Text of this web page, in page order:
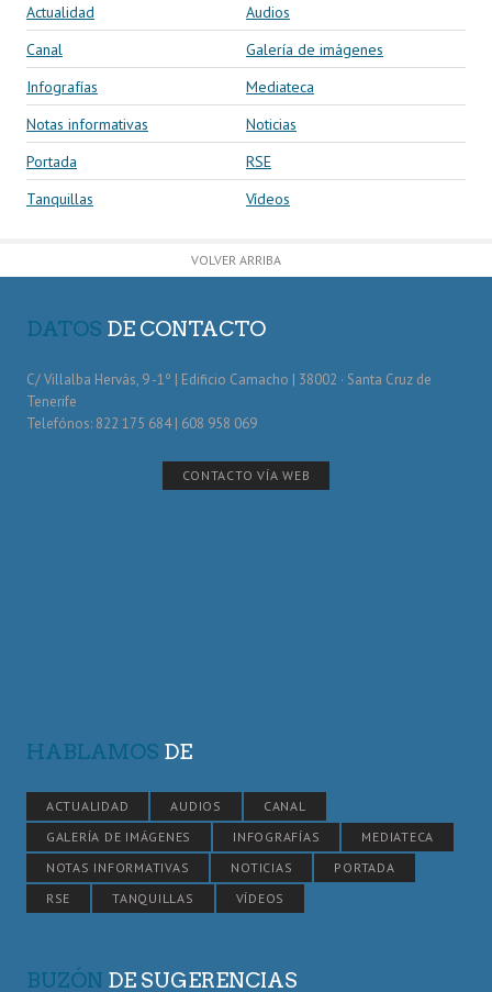
Actualidad
Audios
Canal
Galería de imágenes
Infografías
Mediateca
Notas informativas
Noticias
Portada
RSE
Tanquillas
Vídeos
VOLVER ARRIBA
DATOS DE CONTACTO
C/ Villalba Hervás, 9 -1º | Edificio Camacho | 38002 · Santa Cruz de
Tenerife
Telefónos: 822 175 684 | 608 958 069
CONTACTO VÍA WEB
HABLAMOS DE
ACTUALIDAD AUDIOS
CANAL
GALERÍA DE IMÁGENES
INFOGRAFÍAS
MEDIATECA
NOTAS INFORMATIVAS
NOTICIAS
PORTADA
RSE
TANQUILLAS VÍDEOS
BUZÓN DE SUGERENCIAS